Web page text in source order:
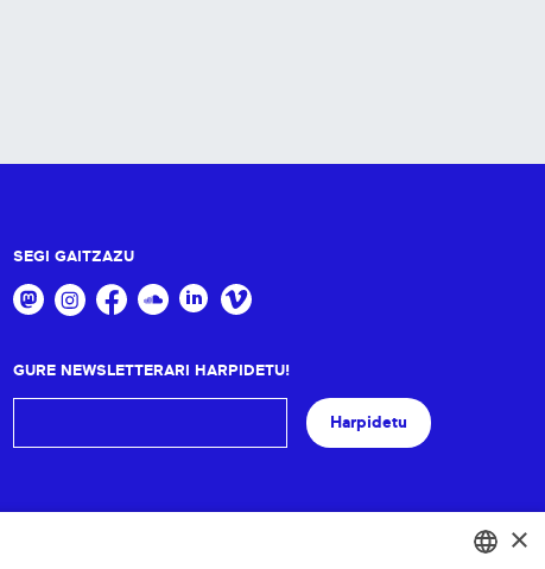
SEGI GAITZAZU
GURE NEWSLETTERARI HARPIDETU!
Harpidetu
×